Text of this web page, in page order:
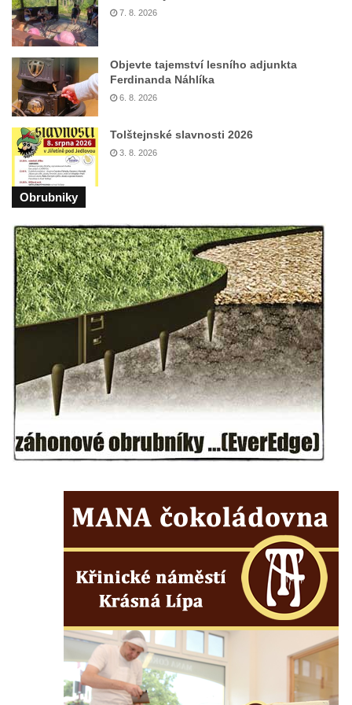
Pomník obětem válek v Mirošovicích
Račicích
Hrob Jiřího Dovhomilji na hřbitově v
Račicích
Hrob Antonína Medáčka na hřbitově v
Račicích
Hrob Josefa Moravce a Miroslava Moravce
na hřbitově v Dobříni
Pomník obětem válek na hřbitově v Dobříni
Pomník obětem 1. světové války v Lužici
Kenotaf Josefa Matese na hřbitově v Lužici
Pamětní deska Giuseppe Capella na
hřbitově v Lužici
Kenotaf Emila Miksche na hřbitově v Lužici
Kenotaf Antonína Krause na hřbitově v
Lužici
Pomník vojákům Rudé armády na hřbitově
v Kozlech
Pamětní deska pochodu smrti v Saupsdorfu
Walthera von der Vogelweide v Duchcově
v Duchcově
Pomník obětem válek v Jeníkově
Pamětní deska obětem 1. světové války na
Pomník obětem 2. světové války v parku v
Mikulášovicích
Pomník obětem bombardování 8. 5. 1945 v
7. 8. 2026
Objevte tajemství lesního adjunkta
Ferdinanda Náhlíka
6. 8. 2026
Tolštejnské slavnosti 2026
3. 8. 2026
Obrubniky